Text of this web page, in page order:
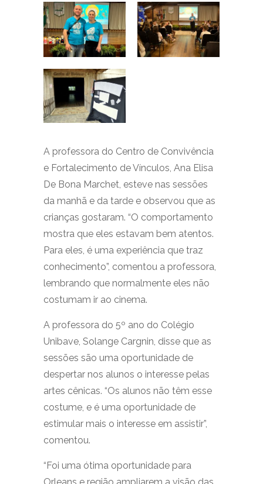
A professora do Centro de Convivência
e Fortalecimento de Vínculos, Ana Elisa
De Bona Marchet, esteve nas sessões
da manhã e da tarde e observou que as
crianças gostaram. “O comportamento
mostra que eles estavam bem atentos.
Para eles, é uma experiência que traz
conhecimento”, comentou a professora,
lembrando que normalmente eles não
costumam ir ao cinema.
A professora do 5º ano do Colégio
Unibave, Solange Cargnin, disse que as
sessões são uma oportunidade de
despertar nos alunos o interesse pelas
artes cênicas. “Os alunos não têm esse
costume, e é uma oportunidade de
estimular mais o interesse em assistir”,
comentou.
“Foi uma ótima oportunidade para